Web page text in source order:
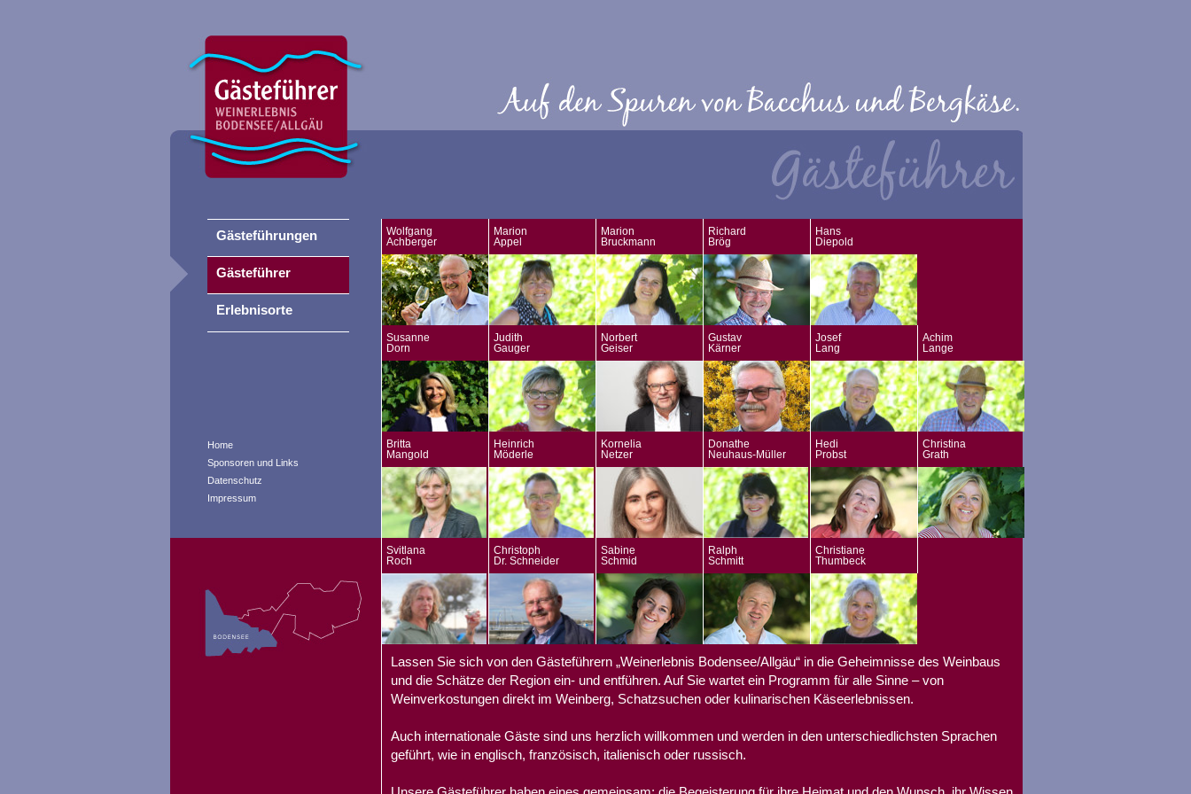
Home
Sponsoren und Links
Datenschutz
Impressum
Wolfgang
Achberger
Marion
Appel
Marion
Bruckmann
Richard
Brög
Hans
Diepold
Susanne
Dorn
Judith
Gauger
Norbert
Geiser
Gustav
Kärner
Josef
Lang
Achim
Lange
Britta
Mangold
Heinrich
Möderle
Kornelia
Netzer
Donathe
Neuhaus-Müller
Hedi
Probst
Christina
Grath
Svitlana
Roch
Christoph
Dr. Schneider
Sabine
Schmid
Ralph
Schmitt
Christiane
Thumbeck
Lassen Sie sich von den Gästeführern „Weinerlebnis Bodensee/Allgäu“ in die Geheimnisse des Weinbaus
und die Schätze der Region ein- und entführen. Auf Sie wartet ein Programm für alle Sinne – von
Weinverkostungen direkt im Weinberg, Schatzsuchen oder kulinarischen Käseerlebnissen.
Auch internationale Gäste sind uns herzlich willkommen und werden in den unterschiedlichsten Sprachen
geführt, wie in englisch, französisch, italienisch oder russisch.
Gästeführungen
Gästeführer
Erlebnisorte